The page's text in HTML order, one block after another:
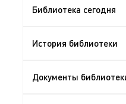
Библиотека сегодня
История библиотеки
Документы